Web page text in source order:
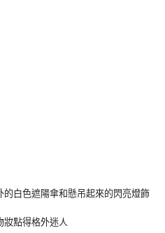
白色遮陽傘和懸吊起來的閃亮燈飾
點得格外迷人